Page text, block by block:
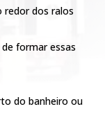
redor dos ralos
formar essas
do banheiro ou